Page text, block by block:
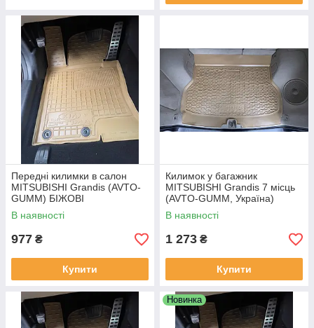
Передні килимки в салон
MITSUBISHI Grandis (AVTO-
GUMM) БІЖОВІ
В наявності
977 ₴
Купити
Килимок у багажник
MITSUBISHI Grandis 7 місць
(AVTO-GUMM, Україна)
поліуретан
В наявності
1 273 ₴
Купити
Новинка